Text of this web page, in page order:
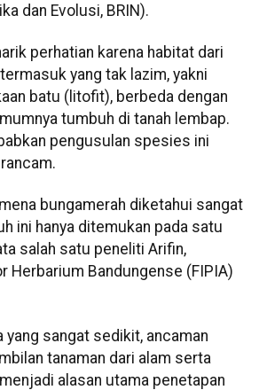
dan Evolusi, BRIN).
perhatian karena habitat dari
yang tak lazim, yakni
batu (litofit), berbeda dengan
tumbuh di tanah lembap.
pengusulan spesies ini
bungamerah diketahui sangat
ini hanya ditemukan pada satu
salah satu peneliti Arifin,
Herbarium Bandungense (FIPIA)
yang sangat sedikit, ancaman
tanaman dari alam serta
alasan utama penetapan